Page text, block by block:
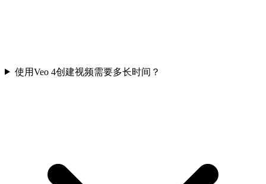
使用Veo 4创建视频需要多长时间？